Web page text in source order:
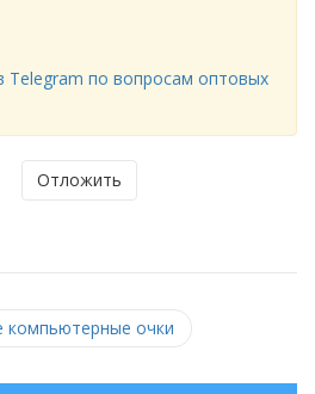
Telegram по вопросам оптовых
Отложить
компьютерные очки